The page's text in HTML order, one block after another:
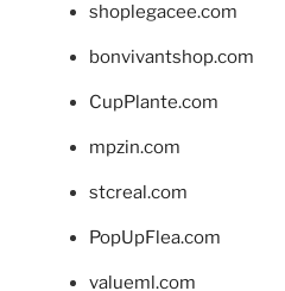
shoplegacee.com
bonvivantshop.com
CupPlante.com
mpzin.com
stcreal.com
PopUpFlea.com
valueml.com